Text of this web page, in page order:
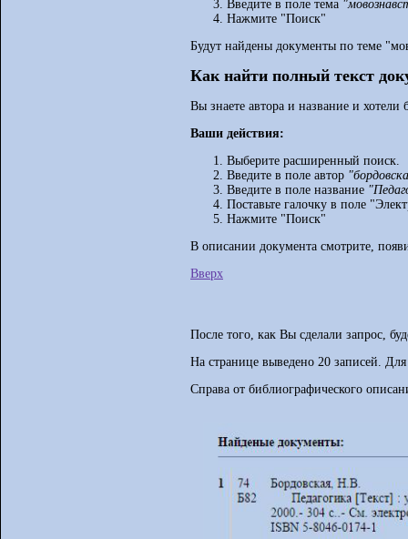
Введите в поле тема
Нажмите "Поиск"
Будут найдены документы по теме
Как найти полный текст
Вы знаете автора и название и
Ваши действия:
Выберите расширенный поиск.
Введите в поле автор
Введите в поле название
Поставьте галочку в поле
Нажмите "Поиск"
В описании документа смотрите,
Вверх
После того, как Вы сделали запрос,
На странице выведено 20 записей.
Справа от библиографического